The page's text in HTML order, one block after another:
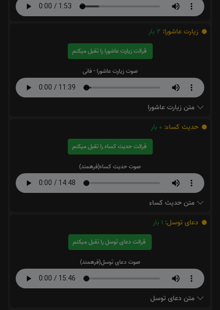
زیارت عاشورا: 2 بار
قرائت زیارت عاشورا را تقبل میکنم
صوت زیارت عاشورا - فانی
متن زیارت عاشورا
حدیث کساء: 0 بار
قرائت حدیث کساء را تقبل میکنم
صوت حدیث کساء(فرهمند)
متن حدیث کساء
دعای توسل: 1 بار
قرائت دعای توسل را تقبل میکنم
صوت دعای توسل(فرهمند)
متن دعای توسل